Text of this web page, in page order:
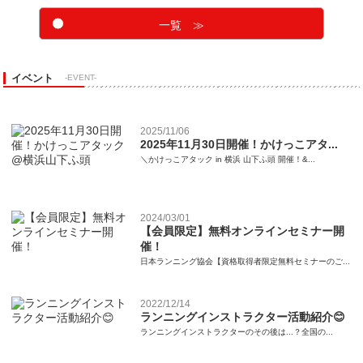
一覧 ≫
イベント -EVENT-
2025/11/06
2025年11月30日開催！かけっこアタ...
＼かけっこアタック in 横浜 山下ふ頭 開催！&...
2024/03/01
【会員限定】無料オンラインセミナー開
催！
日本ランニング協会【資格取得者限定無料セミナーのご...
2022/12/14
ランニングインストラクター活動紹介😊
ランニングインストラクターのその後は...？全国の...